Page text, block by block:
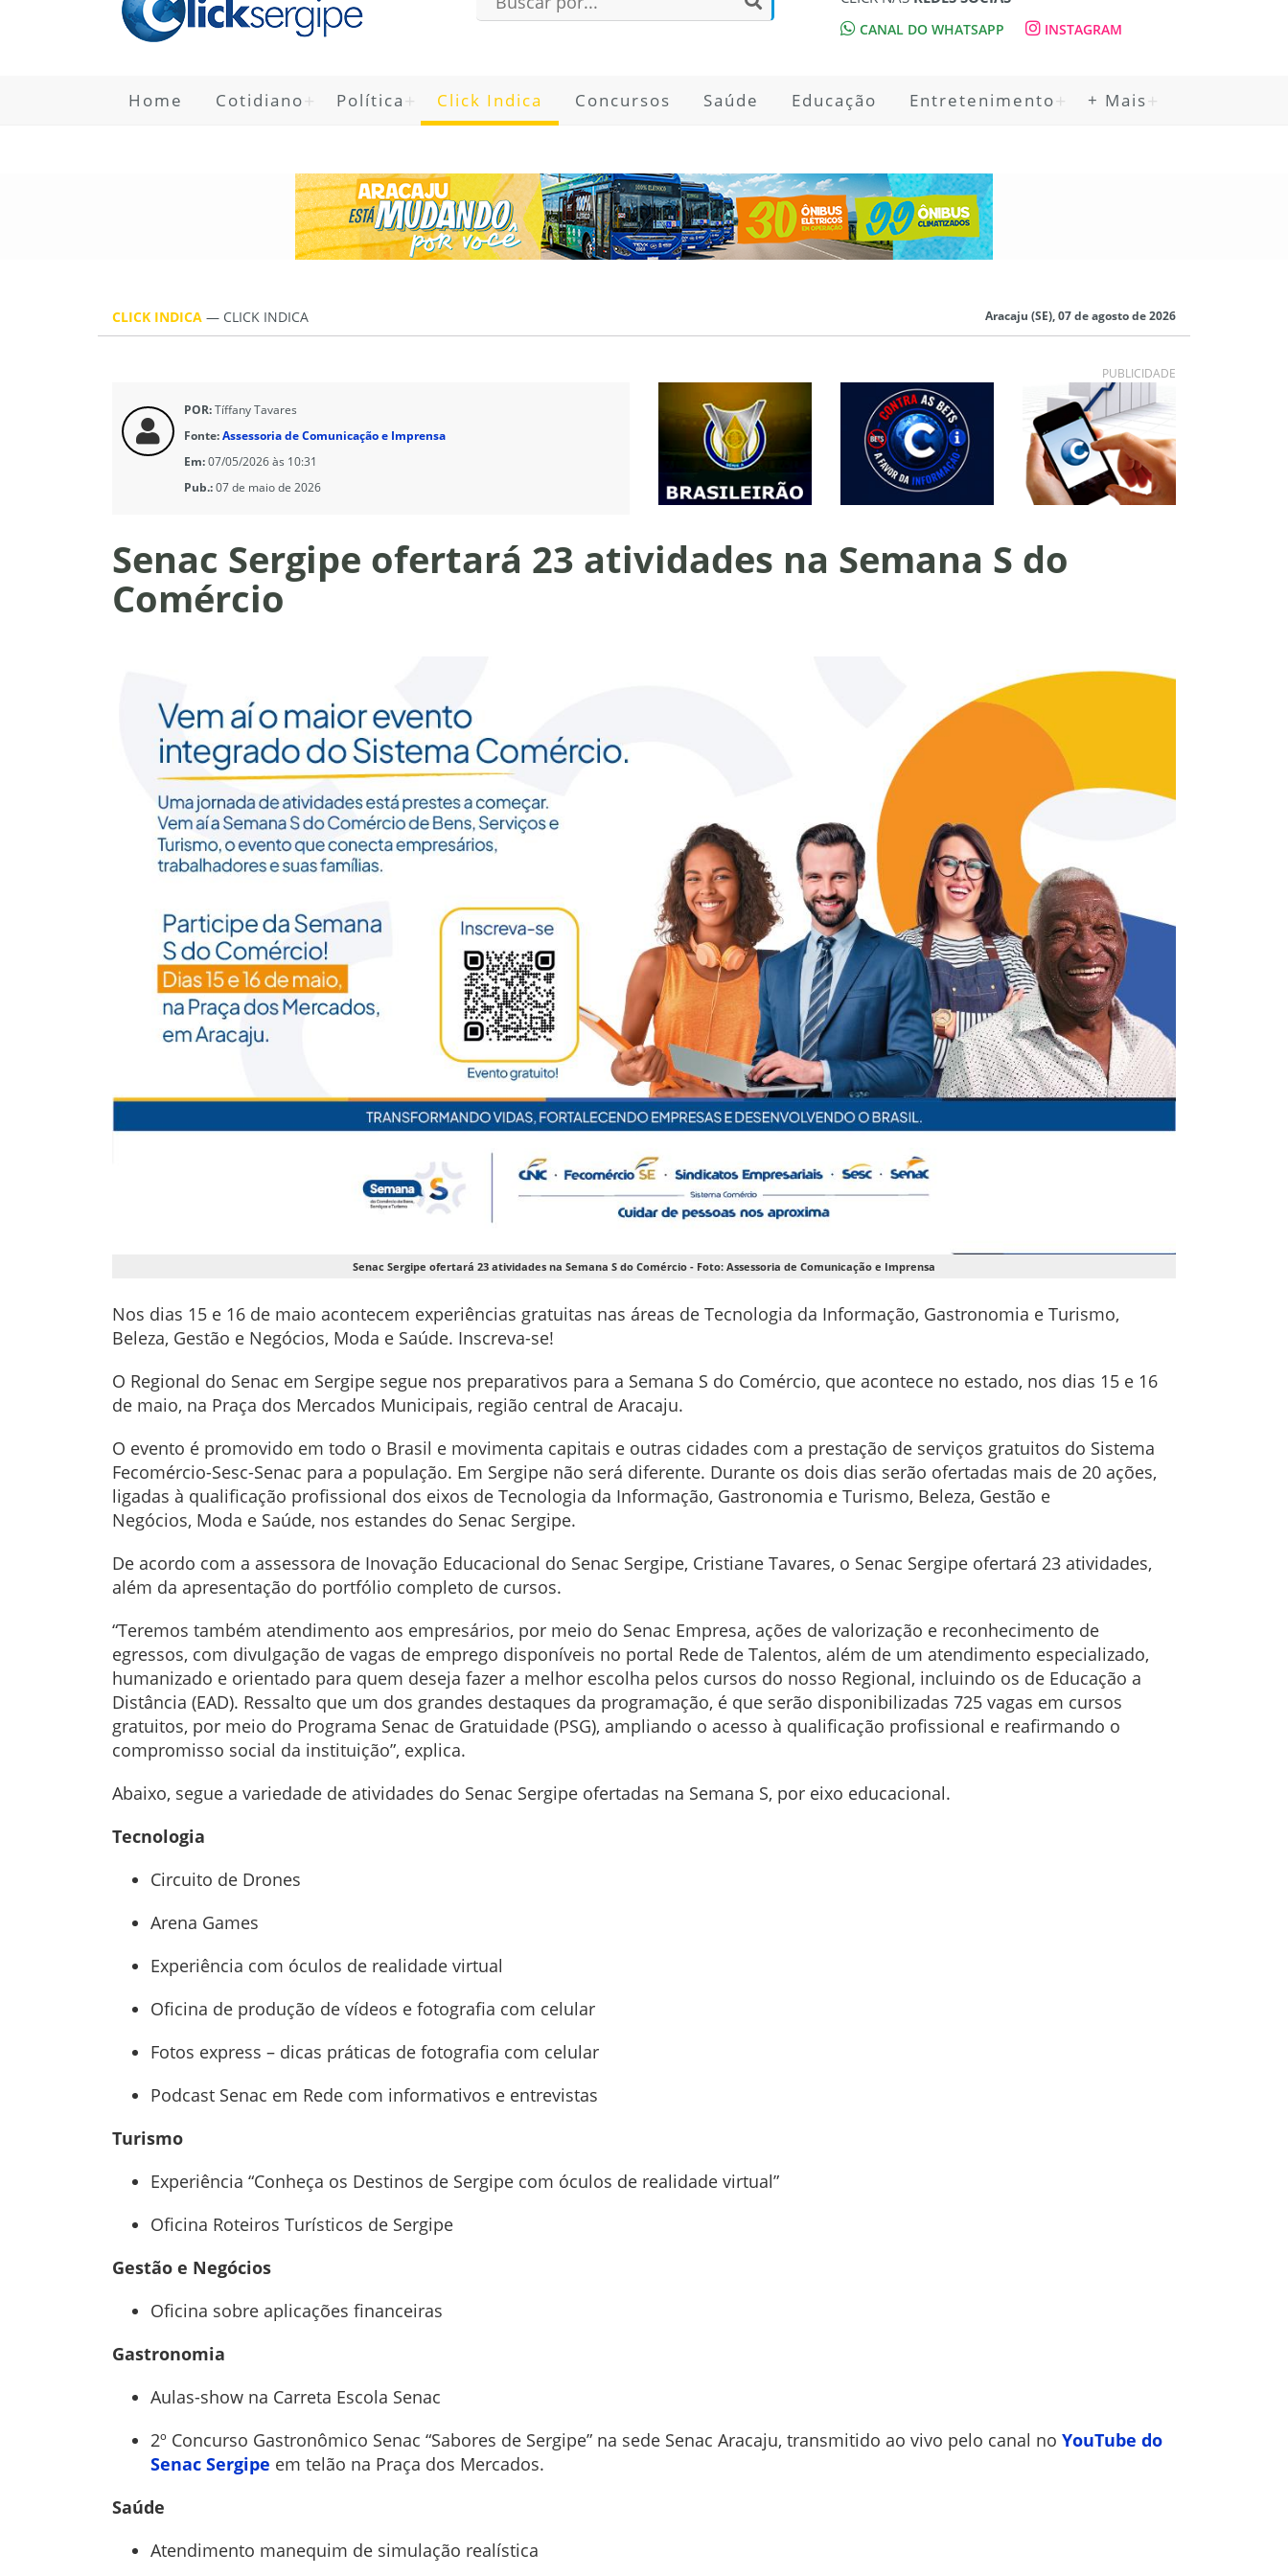
CANAL DO WHATSAPP INSTAGRAM
Home Cotidiano Política Click Indica Concursos Saúde Educação Entretenimento + Mais
CLICK INDICA — CLICK INDICA Aracaju (SE), 07 de agosto de 2026
PUBLICIDADE
POR:Tíffany Tavares
Fonte:Assessoria de Comunicação e Imprensa
Em:07/05/2026 às 10:31
Pub.:07 de maio de 2026
Senac Sergipe ofertará 23 atividades na Semana S do
Comércio
Senac Sergipe ofertará 23 atividades na Semana S do Comércio - Foto: Assessoria de Comunicação e Imprensa
Nos dias 15 e 16 de maio acontecem experiências gratuitas nas áreas de Tecnologia da Informação, Gastronomia e Turismo,
Beleza, Gestão e Negócios, Moda e Saúde. Inscreva-se!
O Regional do Senac em Sergipe segue nos preparativos para a Semana S do Comércio, que acontece no estado, nos dias 15 e 16
de maio, na Praça dos Mercados Municipais, região central de Aracaju.
O evento é promovido em todo o Brasil e movimenta capitais e outras cidades com a prestação de serviços gratuitos do Sistema
Fecomércio-Sesc-Senac para a população. Em Sergipe não será diferente. Durante os dois dias serão ofertadas mais de 20 ações,
ligadas à qualificação profissional dos eixos de Tecnologia da Informação, Gastronomia e Turismo, Beleza, Gestão e
Negócios, Moda e Saúde, nos estandes do Senac Sergipe.
De acordo com a assessora de Inovação Educacional do Senac Sergipe, Cristiane Tavares, o Senac Sergipe ofertará 23 atividades,
além da apresentação do portfólio completo de cursos.
“Teremos também atendimento aos empresários, por meio do Senac Empresa, ações de valorização e reconhecimento de
egressos, com divulgação de vagas de emprego disponíveis no portal Rede de Talentos, além de um atendimento especializado,
humanizado e orientado para quem deseja fazer a melhor escolha pelos cursos do nosso Regional, incluindo os de Educação a
Distância (EAD). Ressalto que um dos grandes destaques da programação, é que serão disponibilizadas 725 vagas em cursos
gratuitos, por meio do Programa Senac de Gratuidade (PSG), ampliando o acesso à qualificação profissional e reafirmando o
compromisso social da instituição”, explica.
Abaixo, segue a variedade de atividades do Senac Sergipe ofertadas na Semana S, por eixo educacional.
Tecnologia
Circuito de Drones
Arena Games
Experiência com óculos de realidade virtual
Oficina de produção de vídeos e fotografia com celular
Fotos express – dicas práticas de fotografia com celular
Podcast Senac em Rede com informativos e entrevistas
Turismo
Experiência “Conheça os Destinos de Sergipe com óculos de realidade virtual”
Oficina Roteiros Turísticos de Sergipe
Gestão e Negócios
Oficina sobre aplicações financeiras
Gastronomia
Aulas-show na Carreta Escola Senac
2º Concurso Gastronômico Senac “Sabores de Sergipe” na sede Senac Aracaju, transmitido ao vivo pelo canal no YouTube do
Senac Sergipe em telão na Praça dos Mercados.
Saúde
Atendimento manequim de simulação realística